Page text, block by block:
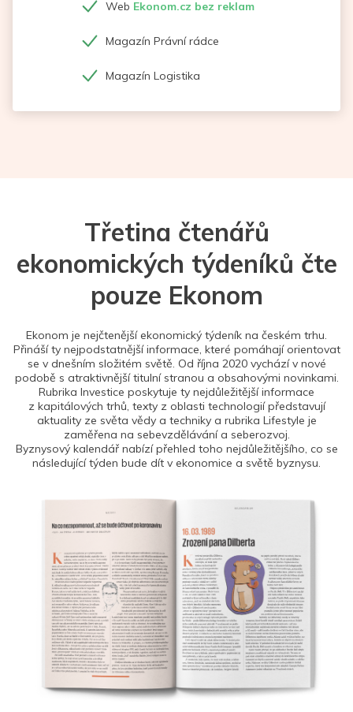
Web Ekonom.cz bez reklam
Magazín Právní rádce
Magazín Logistika
Třetina čtenářů
ekonomických týdeníků čte
pouze Ekonom
Ekonom je nejčtenější ekonomický týdeník na českém trhu.
Přináší ty nejpodstatnější informace, které pomáhají orientovat
se v dnešním složitém světě. Od října 2020 vychází v nové
podobě s atraktivnější titulní stranou a obsahovými novinkami.
Rubrika Investice poskytuje ty nejdůležitější informace
z kapitálových trhů, texty z oblasti technologií představují
aktuality ze světa vědy a techniky a rubrika Lifestyle je
zaměřena na sebevzdělávání a seberozvoj.
Byznysový kalendář nabízí přehled toho nejdůležitějšího, co se
následující týden bude dít v ekonomice a světě byznysu.